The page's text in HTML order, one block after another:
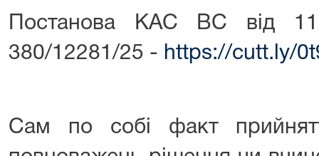
Постанова КАС ВС від
380/12281/25 - https://cutt.ly/
Сам по собі факт